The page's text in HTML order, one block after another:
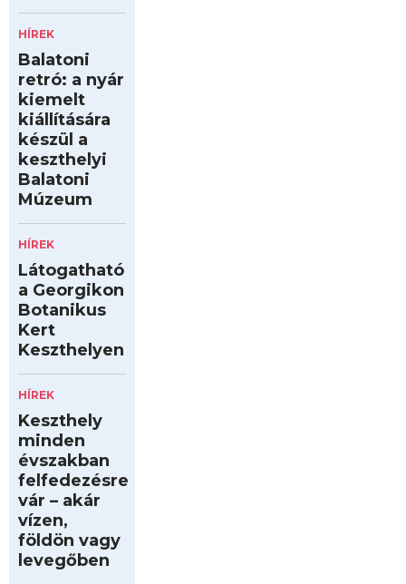
HÍREK
Balatoni
retró: a nyár
kiemelt
kiállítására
készül a
keszthelyi
Balatoni
Múzeum
HÍREK
Látogatható
a Georgikon
Botanikus
Kert
Keszthelyen
HÍREK
Keszthely
minden
évszakban
felfedezésre
vár – akár
vízen,
földön vagy
levegőben